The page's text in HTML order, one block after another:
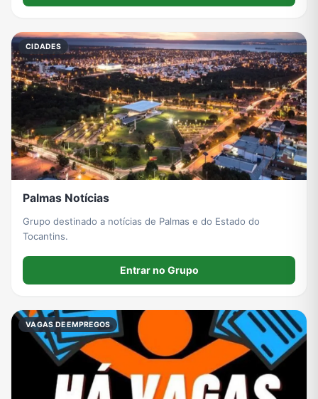
CIDADES
Palmas Notícias
Grupo destinado a notícias de Palmas e do Estado do
Tocantins.
Entrar no Grupo
VAGAS DE EMPREGOS